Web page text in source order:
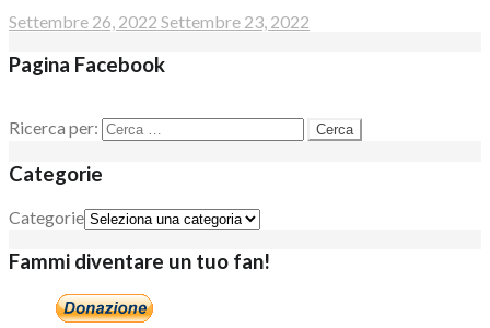
Settembre 26, 2022 Settembre 23, 2022
Pagina Facebook
Ricerca per:
Categorie
Categorie
Fammi diventare un tuo fan!